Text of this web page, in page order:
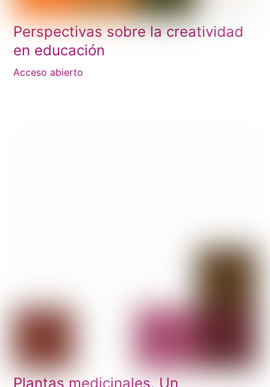
Perspectivas sobre la creatividad
en educación
Acceso abierto
Plantas medicinales. Un